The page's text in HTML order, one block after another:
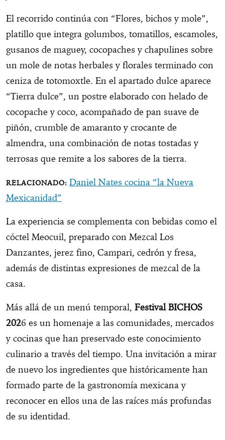
El recorrido continúa con “Flores, bichos y mole”,
platillo que integra golumbos, tomatillos, escamoles,
gusanos de maguey, cocopaches y chapulines sobre
un mole de notas herbales y florales terminado con
ceniza de totomoxtle. En el apartado dulce aparece
“Tierra dulce”, un postre elaborado con helado de
cocopache y coco, acompañado de pan suave de
piñón, crumble de amaranto y crocante de
almendra, una combinación de notas tostadas y
terrosas que remite a los sabores de la tierra.
Daniel Nates cocina “la Nueva
Mexicanidad”
La experiencia se complementa con bebidas como el
cóctel Meocuil, preparado con Mezcal Los
Danzantes, jerez fino, Campari, cedrón y fresa,
además de distintas expresiones de mezcal de la
casa.
Más allá de un menú temporal, Festival BICHOS
2026 es un homenaje a las comunidades, mercados
y cocinas que han preservado este conocimiento
culinario a través del tiempo. Una invitación a mirar
de nuevo los ingredientes que históricamente han
formado parte de la gastronomía mexicana y
reconocer en ellos una de las raíces más profundas
de su identidad.